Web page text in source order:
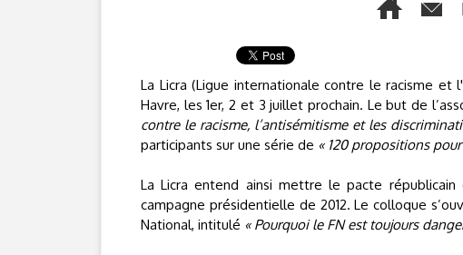
La Licra (Ligue internationale contre le racisme et
Havre, les 1er, 2 et 3 juillet prochain. Le but de
contre le racisme, l’antisémitisme et les
participants sur une série de « 120 propositions
La Licra entend ainsi mettre le pacte
campagne présidentielle de 2012. Le colloque
National, intitulé « Pourquoi le FN est toujours